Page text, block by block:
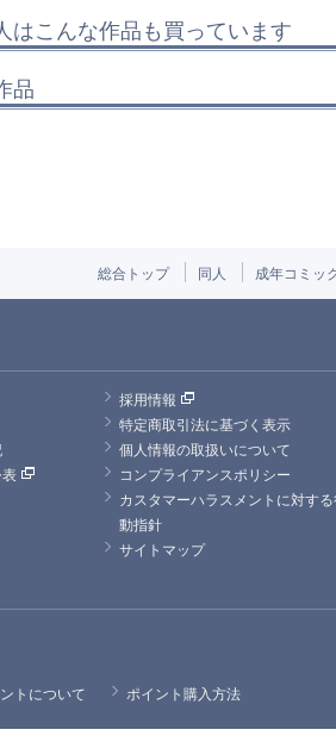
はこんな作品も買っています
品
総合トップ 同人 成年コミッ
採用情報
特定商取引法に基づく表示
個人情報の取扱いについて
コンプライアンスポリシー
カスタマーハラスメントに対す
動指針
サイトマップ
トについて ポイント購入方法